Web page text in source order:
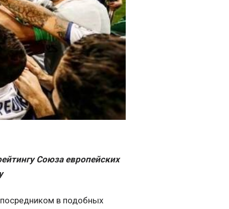
Союза европейских
посредником в подобных